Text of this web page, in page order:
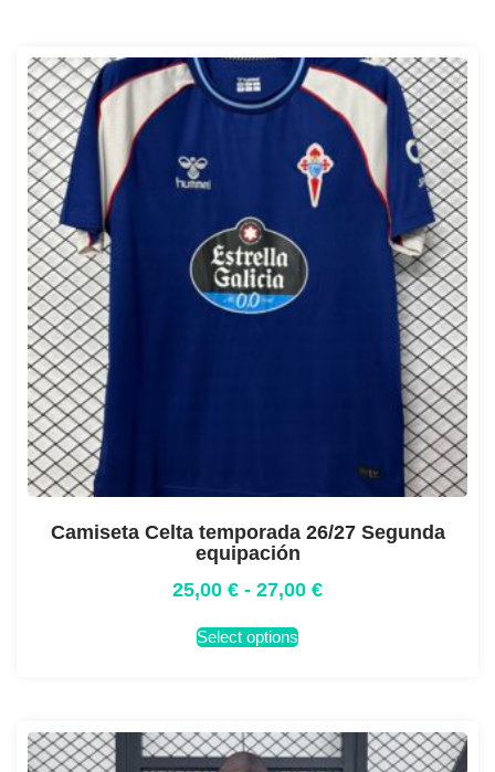
Camiseta Celta temporada 26/27 Segunda
equipación
25,00 € - 27,00 €
Select options